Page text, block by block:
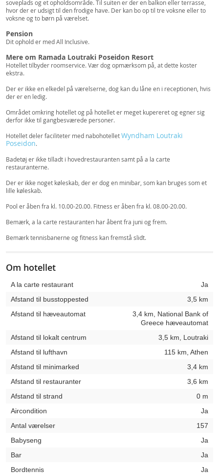
soveplads og et opholdsområde. Til suiten er der en balkon eller terrasse,
hvor der er udsigt til den frodige have. Der kan bo op til tre voksne eller to
voksne og to børn på værelset.
Pension
Dit ophold er med All Inclusive.
Mere om Ramada Loutraki Poseidon Resort
Hotellet tilbyder roomservice. Vær dog opmærksom på, at dette koster
ekstra.
Der er ikke en elkedel på værelserne, dog kan du låne en i receptionen, hvis
der er en ledig.
Området omkring hotellet og på hotellet er meget kupereret og egner sig
derfor ikke til gangbesværede personer.
Hotellet deler faciliteter med nabohotelletWyndham Loutraki
Poseidon.
Badetøj er ikke tilladt i hovedrestauranten samt på a la carte
restauranterne.
Der er ikke noget køleskab, der er dog en minibar, som kan bruges som et
lille køleskab.
Pool er åben fra kl. 10.00-20.00. Fitness er åben fra kl. 08.00-20.00.
Bemærk, a la carte restauranten har åbent fra juni og frem.
Bemærk tennisbanerne og fitness kan fremstå slidt.
Om hotellet
A la carte restaurant
Ja
Afstand til busstoppested
3,5 km
Afstand til hæveautomat
3,4 km, National Bank of
Greece hæveautomat
Afstand til lokalt centrum
3,5 km, Loutraki
Afstand til lufthavn
115 km, Athen
Afstand til minimarked
3,4 km
Afstand til restauranter
3,6 km
Afstand til strand
0 m
Aircondition
Ja
Antal værelser
157
Babyseng
Ja
Bar
Ja
Bordtennis
Ja